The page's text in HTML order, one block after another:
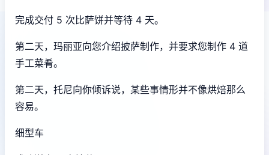
完成交付 5 次比萨饼并等待 4 天。
第二天，玛丽亚向您介绍披萨制作，并要求您制作 4 道
手工菜肴。
第二天，托尼向你倾诉说，某些事情形并不像烘焙那么
容易。
细型车